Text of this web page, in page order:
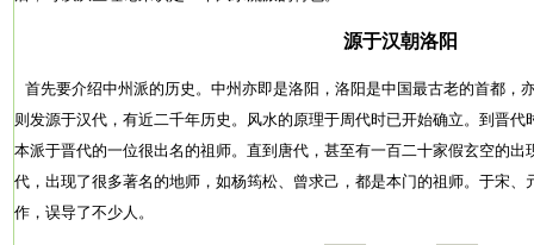
源于汉朝洛阳
首先要介绍中州派的历史。中州亦即是洛阳，洛阳是中国最古老的首都，
则发源于汉代，有近二千年历史。风水的原理于周代时已开始确立。到晋
本派于晋代的一位很出名的祖师。直到唐代，甚至有一百二十家假玄空的
代，出现了很多著名的地师，如杨筠松、曾求己，都是本门的祖师。于宋
作，误导了不少人。